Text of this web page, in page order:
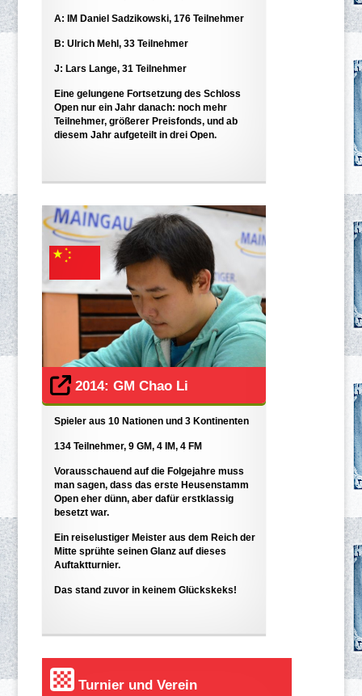
A: IM Daniel Sadzikowski, 176 Teilnehmer
B: Ulrich Mehl, 33 Teilnehmer
J: Lars Lange, 31 Teilnehmer
Eine gelungene Fortsetzung des Schloss
Open nur ein Jahr danach: noch mehr
Teilnehmer, größerer Preisfonds, und ab
diesem Jahr aufgeteilt in drei Open.
2014: GM Chao Li
Spieler aus 10 Nationen und 3 Kontinenten
134 Teilnehmer, 9 GM, 4 IM, 4 FM
Vorausschauend auf die Folgejahre muss
man sagen, dass das erste Heusenstamm
Open eher dünn, aber dafür erstklassig
besetzt war.
Ein reiselustiger Meister aus dem Reich der
Mitte sprühte seinen Glanz auf dieses
Auftaktturnier.
Das stand zuvor in keinem Glückskeks!
Turnier und Verein